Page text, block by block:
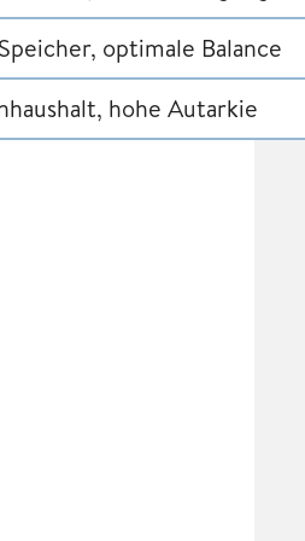
optimale Balance
hohe Autarkie